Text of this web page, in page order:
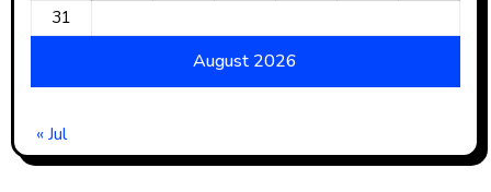
August 2026
31
« Jul